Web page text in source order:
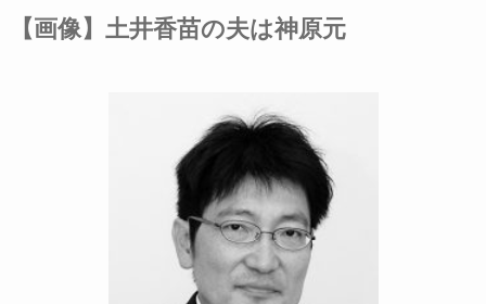
【画像】土井香苗の夫は神原元